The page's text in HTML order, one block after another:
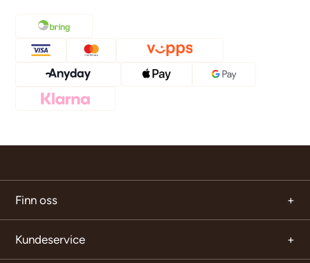
Finn oss
Kundeservice